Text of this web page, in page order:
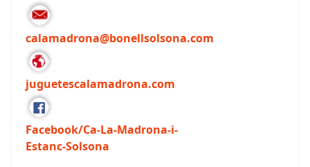
calamadrona@bonellsolsona.com
juguetescalamadrona.com
Facebook/Ca-La-Madrona-i-
Estanc-Solsona